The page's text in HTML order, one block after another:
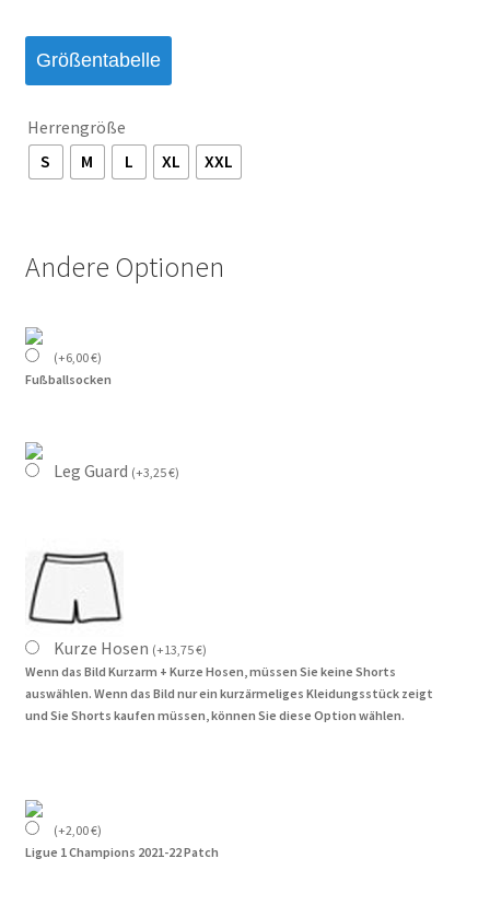
Größentabelle
Herrengröße
S
M L XL XXL
Andere Optionen
(+6,00€)
Fußballsocken
Leg Guard (+3,25€)
Kurze Hosen (+13,75€)
Wenn das Bild Kurzarm + Kurze Hosen, müssen Sie keine Shorts
auswählen. Wenn das Bild nur ein kurzärmeliges Kleidungsstück zeigt
und Sie Shorts kaufen müssen, können Sie diese Option wählen.
(+2,00€)
Ligue 1 Champions 2021-22 Patch